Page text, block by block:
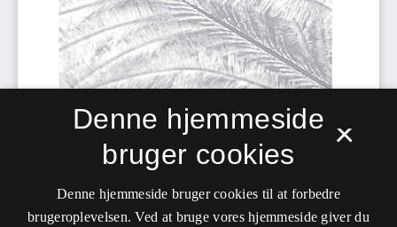
×
Denne hjemmeside
bruger cookies
Denne hjemmeside bruger cookies til at forbedre
brugeroplevelsen. Ved at bruge vores hjemmeside giver du